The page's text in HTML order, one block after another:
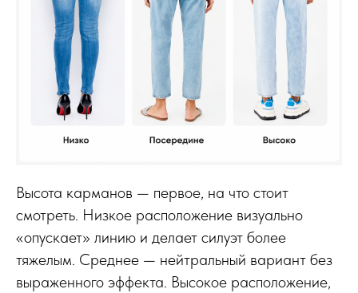
Высота карманов — первое, на что стоит
смотреть. Низкое расположение визуально
«опускает» линию и делает силуэт более
тяжелым. Среднее — нейтральный вариант без
выраженного эффекта. Высокое расположение,